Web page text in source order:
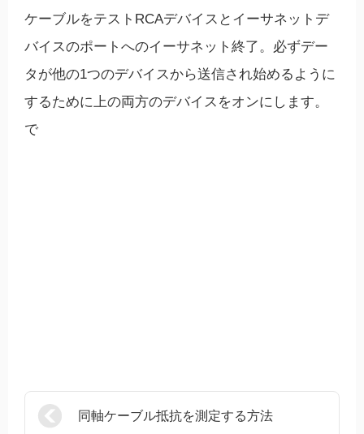
ケーブルをテストRCAデバイスとイーサネットデ
バイスのポートへのイーサネット終了。必ずデー
タが他の1つのデバイスから送信され始めるように
するために上の両方のデバイスをオンにします。
で
同軸ケーブル抵抗を測定する方法